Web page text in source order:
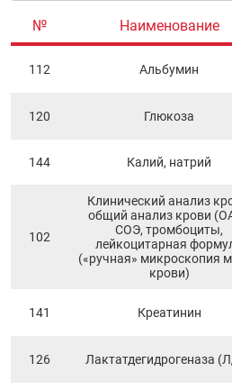
№ Наименование
112 Альбумин
120 Глюкоза
144 Калий, натрий
102
Клинический анализ
общий анализ крови
СОЭ, тромбоциты,
лейкоцитарная
(«ручная» микроскопия
крови)
141 Креатинин
126 Лактатдегидрогеназа